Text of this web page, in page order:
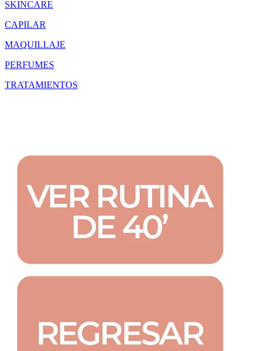
SKINCARE
CAPILAR
MAQUILLAJE
PERFUMES
TRATAMIENTOS